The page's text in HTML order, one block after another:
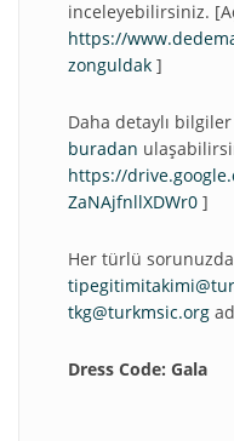
inceleyebilirsiniz.
https://
zonguldak ]
Daha detaylı
buradan
https://
ZaNAjfnllXDWr0 ]
Her türlü
tkg@turkmsic.org
Dress Code: Gala